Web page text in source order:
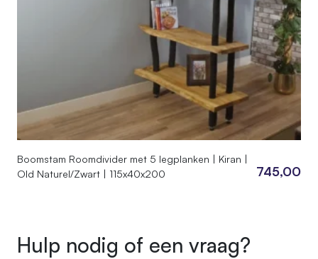
Boomstam Roomdivider met 5 legplanken | Kiran |
Old Naturel/Zwart | 115x40x200
745,00
Hulp nodig of een vraag?